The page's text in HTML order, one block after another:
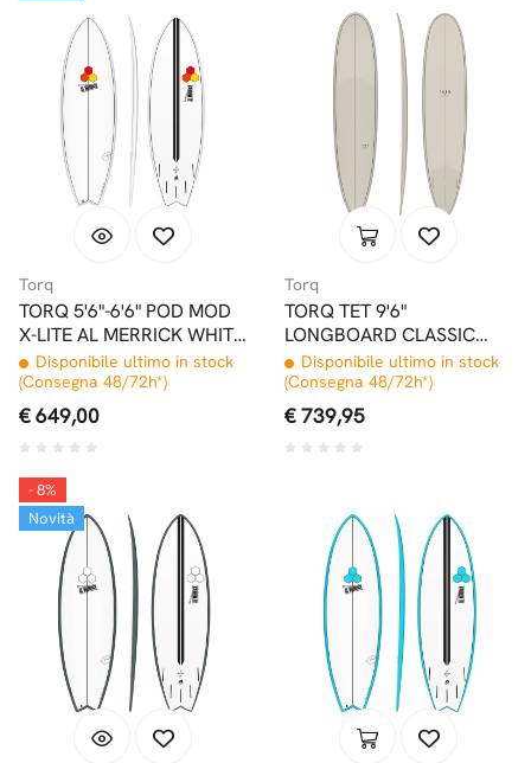
Torq
TORQ 5'6"-6'6" POD MOD
X-LITE AL MERRICK WHITE
PINLINE FUTURES
Disponibile ultimo in stock
(Consegna 48/72h*)
€ 649,00
Torq
TORQ TET 9'6"
LONGBOARD CLASSIC
COLOR LIGHT STONE
Disponibile ultimo in stock
(Consegna 48/72h*)
€ 739,95
- 8%
Novità